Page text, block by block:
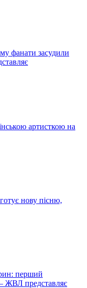
фанати засудили
артисткою на
нову пісню,
перший
ЖВЛ представляє